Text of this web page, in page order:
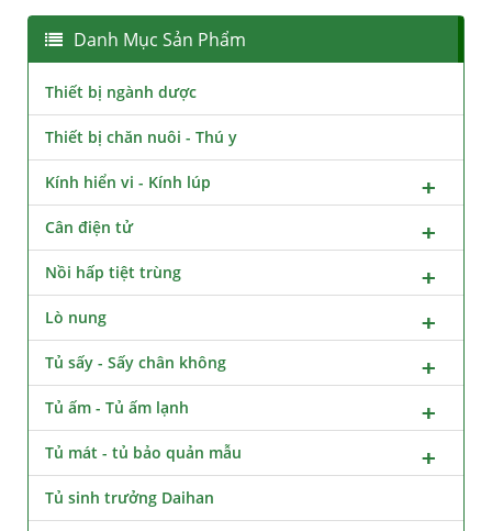
Danh Mục Sản Phẩm
Thiết bị ngành dược
Thiết bị chăn nuôi - Thú y
Kính hiển vi - Kính lúp
Cân điện tử
Nồi hấp tiệt trùng
Lò nung
Tủ sấy - Sấy chân không
Tủ ấm - Tủ ấm lạnh
Tủ mát - tủ bảo quản mẫu
Tủ sinh trưởng Daihan